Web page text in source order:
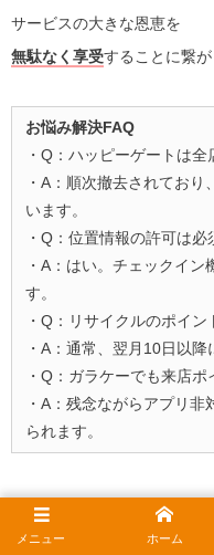
サービスの大きな恩恵を
無駄なく享受することに繋が
お悩み解決FAQ
・Q：ハッピーゲートは
・A：順次撤去されてお
います。
・Q：位置情報の許可は必
・A：はい。チェックイ
す。
・Q：リサイクルのポイ
・A：通常、翌月10日以降
・Q：ガラケーでも来店
・A：残念ながらアプリ
られます。
メニュー ホーム